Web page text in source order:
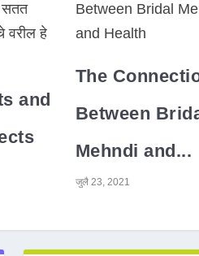
and
The
Between
Mehndi and...
जुलै 23, 2021